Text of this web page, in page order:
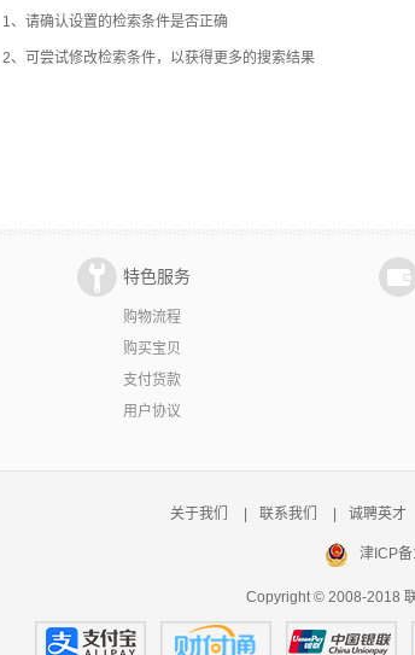
1、请确认设置的检索条件是否正确
2、可尝试修改检索条件，以获得更多的搜索结果
特色服务
购物流程
购买宝贝
支付货款
用户协议
关于我们 联系我们 诚聘英才
津ICP
Copyright © 2008-2018